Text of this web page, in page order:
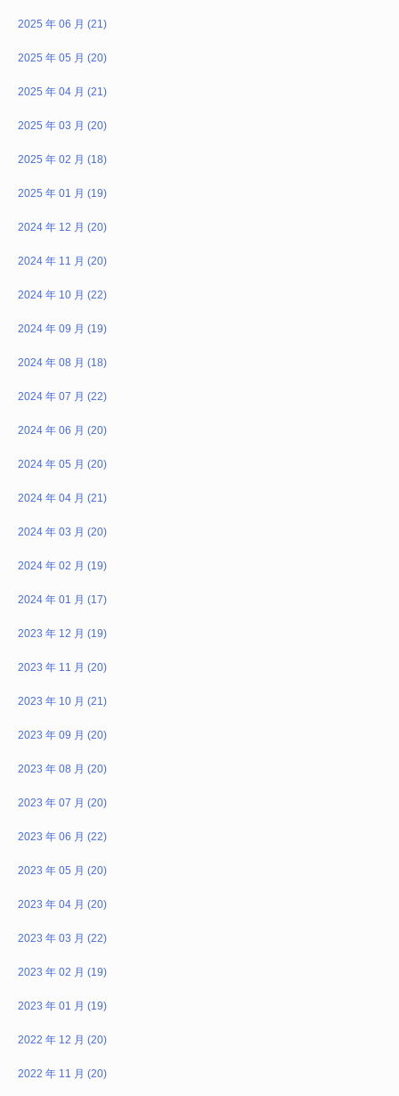
2025 年 06 月 (21)
2025 年 05 月 (20)
2025 年 04 月 (21)
2025 年 03 月 (20)
2025 年 02 月 (18)
2025 年 01 月 (19)
2024 年 12 月 (20)
2024 年 11 月 (20)
2024 年 10 月 (22)
2024 年 09 月 (19)
2024 年 08 月 (18)
2024 年 07 月 (22)
2024 年 06 月 (20)
2024 年 05 月 (20)
2024 年 04 月 (21)
2024 年 03 月 (20)
2024 年 02 月 (19)
2024 年 01 月 (17)
2023 年 12 月 (19)
2023 年 11 月 (20)
2023 年 10 月 (21)
2023 年 09 月 (20)
2023 年 08 月 (20)
2023 年 07 月 (20)
2023 年 06 月 (22)
2023 年 05 月 (20)
2023 年 04 月 (20)
2023 年 03 月 (22)
2023 年 02 月 (19)
2023 年 01 月 (19)
2022 年 12 月 (20)
2022 年 11 月 (20)